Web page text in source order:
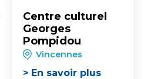
Centre culturel
Georges
Pompidou
Vincennes
> En savoir plus